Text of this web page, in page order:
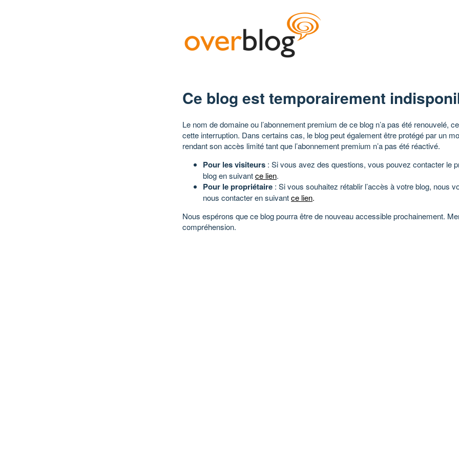
Ce blog est temporairement
Le nom de domaine ou l’abonnement premium de ce blog n’a pas été renouvelé,
cette interruption. Dans certains cas, le blog peut également être protégé par un
rendant son accès limité tant que l’abonnement premium n’a pas été réactivé.
Pour les visiteurs : Si vous avez des questions, vous pouvez contacter le
blog en suivantce lien.
Pour le propriétaire : Si vous souhaitez rétablir l’accès à votre blog, nous
nous contacter en suivantce lien.
Nous espérons que ce blog pourra être de nouveau accessible prochainement.
compréhension.